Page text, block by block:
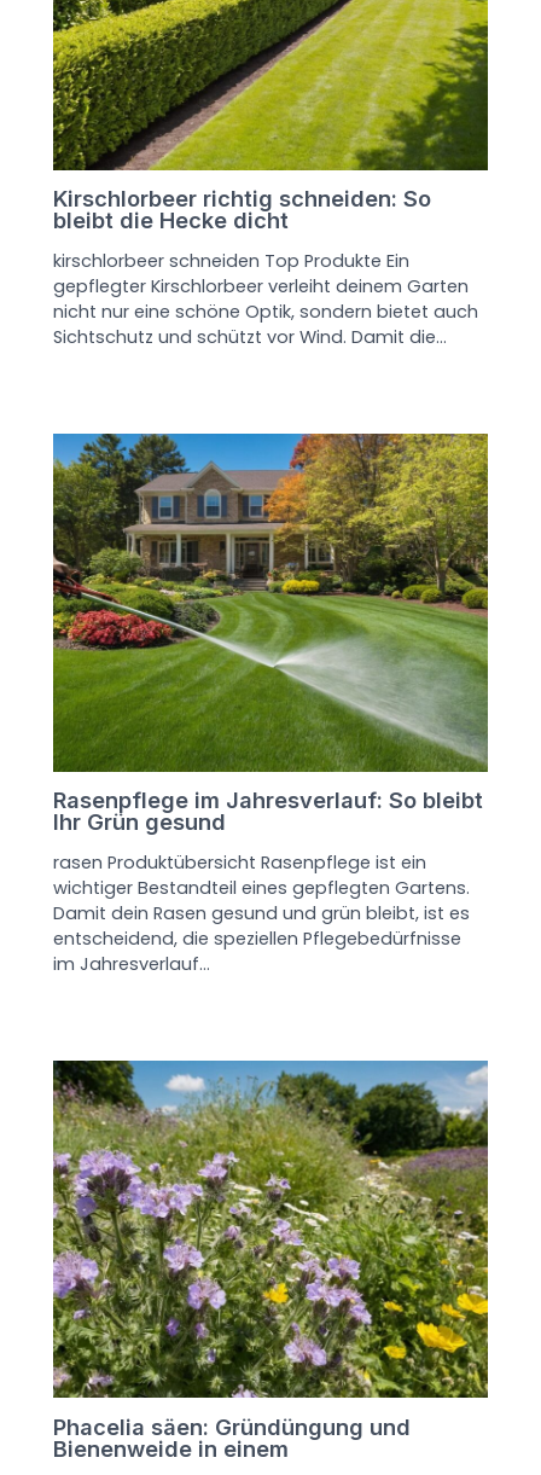
Kirschlorbeer richtig schneiden: So
bleibt die Hecke dicht
kirschlorbeer schneiden Top Produkte Ein
gepflegter Kirschlorbeer verleiht deinem Garten
nicht nur eine schöne Optik, sondern bietet auch
Sichtschutz und schützt vor Wind. Damit die…
Rasenpflege im Jahresverlauf: So bleibt
Ihr Grün gesund
rasen Produktübersicht Rasenpflege ist ein
wichtiger Bestandteil eines gepflegten Gartens.
Damit dein Rasen gesund und grün bleibt, ist es
entscheidend, die speziellen Pflegebedürfnisse
im Jahresverlauf…
Phacelia säen: Gründüngung und
Bienenweide in einem